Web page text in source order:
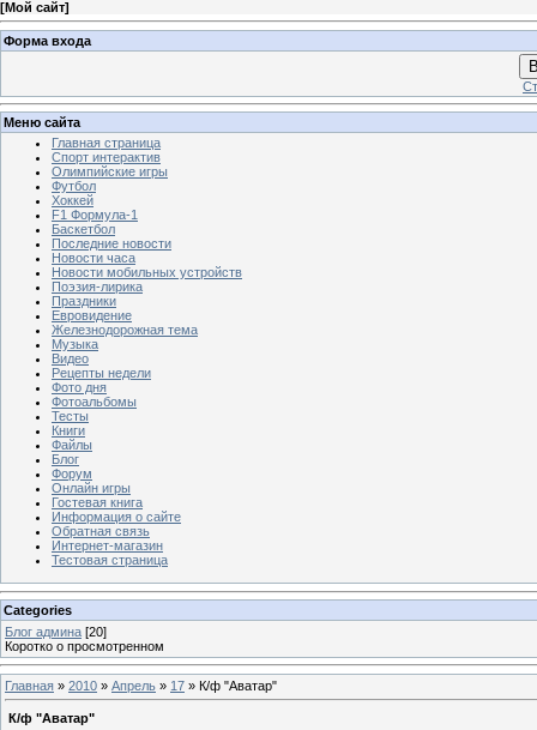
[Мой сайт]
Форма входа
Меню сайта
Главная страница
Спорт интерактив
Олимпийские игры
Футбол
Хоккей
F1 Формула-1
Баскетбол
Последние новости
Новости часа
Новости мобильных устройств
Поэзия-лирика
Праздники
Евровидение
Железнодорожная тема
Музыка
Видео
Рецепты недели
Фото дня
Фотоальбомы
Тесты
Книги
Файлы
Блог
Форум
Онлайн игры
Гостевая книга
Информация о сайте
Обратная связь
Интернет-магазин
Тестовая страница
Categories
Блог админа [20]
Коротко о просмотренном
Главная » 2010 » Апрель » 17 » К/ф "Аватар"
К/ф "Аватар"